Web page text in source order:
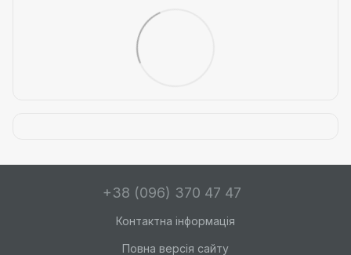
+38 (096) 370 47 47
Контактна інформація
Повна версія сайту